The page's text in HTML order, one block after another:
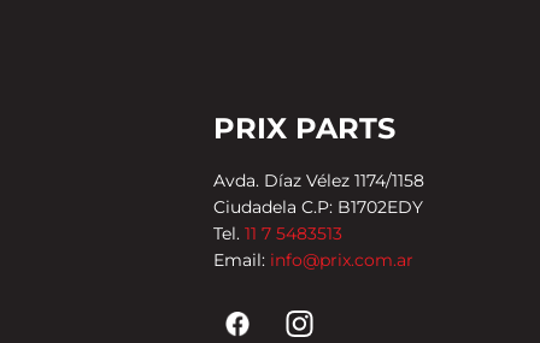
PRIX PARTS
Avda. Díaz Vélez 1174/1158
Ciudadela C.P: B1702EDY
Tel. 11 7 5483513
Email: info@prix.com.ar